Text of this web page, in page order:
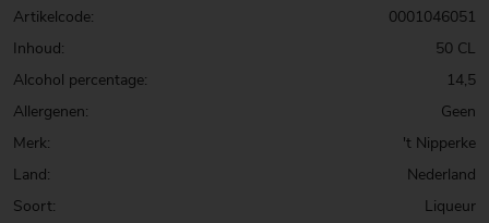
Artikelcode:
0001046051
Inhoud:
50 CL
Alcohol percentage:
14,5
Allergenen:
Geen
Merk:
't Nipperke
Land:
Nederland
Soort:
Liqueur